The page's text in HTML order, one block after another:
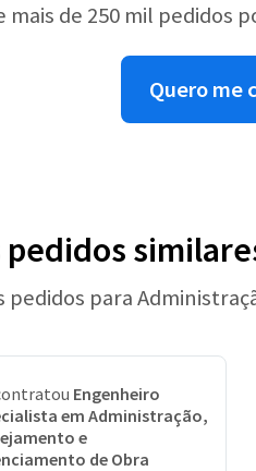
mais de 250 mil pedidos
Quero me
pedidos para
Engenheiro
em Administração,
e
de Obra